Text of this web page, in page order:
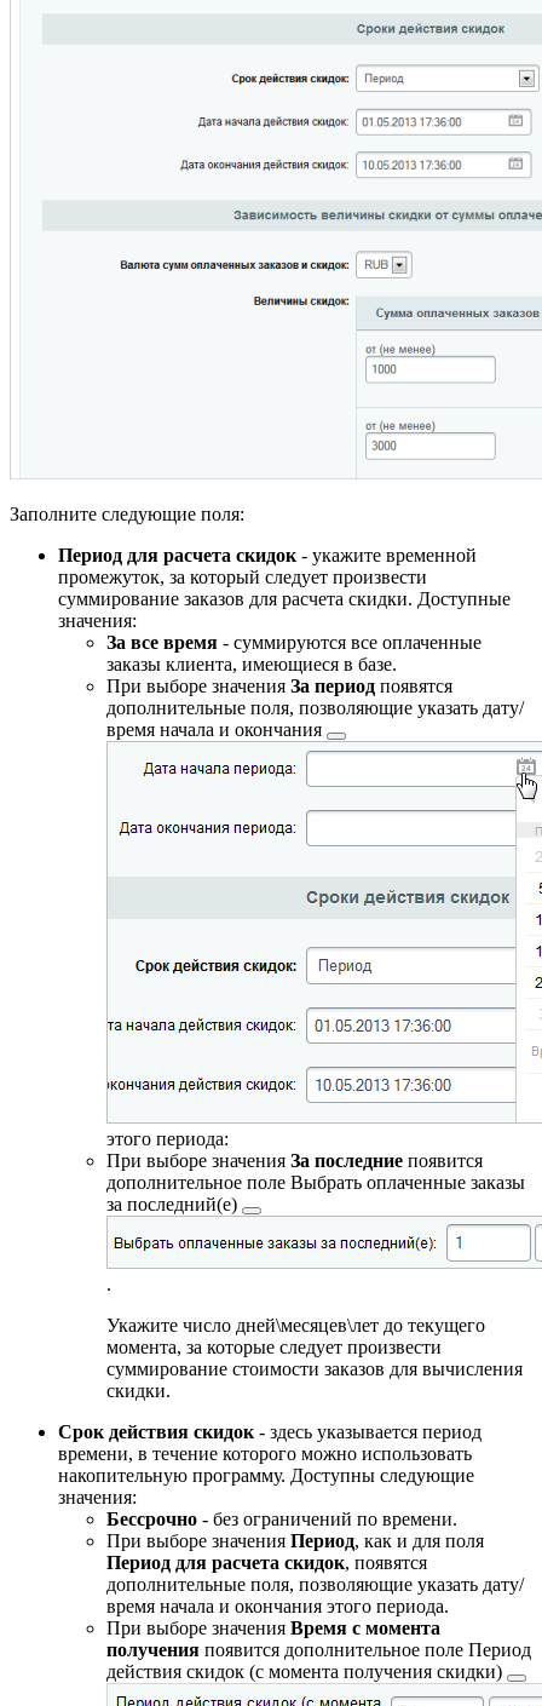
Заполните следующие поля:
Период для расчета скидок - укажите временной
промежуток, за который следует произвести
суммирование заказов для расчета скидки. Доступные
значения:
За все время - суммируются все оплаченные
заказы клиента, имеющиеся в базе.
При выборе значения За период появятся
дополнительные поля, позволяющие указать дату/
время начала и окончания
этого периода:
При выборе значения За последние появится
дополнительное поле Выбрать оплаченные заказы
за последний(е)
.
Укажите число дней\месяцев\лет до текущего
момента, за которые следует произвести
суммирование стоимости заказов для вычисления
скидки.
Срок действия скидок - здесь указывается период
времени, в течение которого можно использовать
накопительную программу. Доступны следующие
значения:
Бессрочно - без ограничений по времени.
При выборе значения Период, как и для поля
Период для расчета скидок, появятся
дополнительные поля, позволяющие указать дату/
время начала и окончания этого периода.
При выборе значения Время с момента
получения появится дополнительное поле Период
действия скидок (с момента получения скидки)